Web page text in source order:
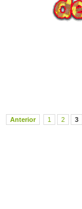
Anterior 1 2 3